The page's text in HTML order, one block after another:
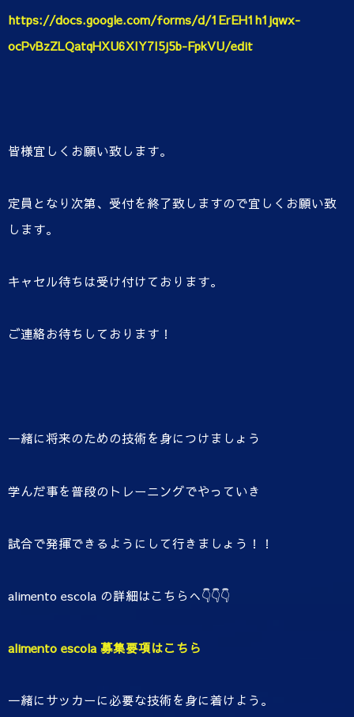
https://docs.google.com/forms/d/1ErEH1h1jqwx-
ocPvBzZLQatqHXU6XIY7I5j5b-FpkVU/edit
皆様宜しくお願い致します。
定員となり次第、受付を終了致しますので宜しくお願い致
します。
キャセル待ちは受け付けております。
ご連絡お待ちしております！
一緒に将来のための技術を身につけましょう
学んだ事を普段のトレーニングでやっていき
試合で発揮できるようにして行きましょう！！
alimento escola の詳細はこちらへ👇👇👇
alimento escola 募集要項はこちら
一緒にサッカーに必要な技術を身に着けよう。